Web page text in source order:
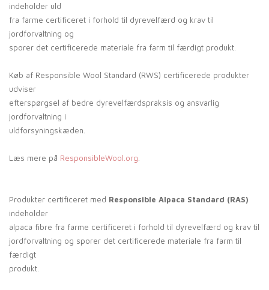
indeholder uld
fra farme certificeret i forhold til dyrevelfærd og krav til
jordforvaltning og
sporer det certificerede materiale fra farm til færdigt produkt.
Køb af Responsible Wool Standard (RWS) certificerede produkter
udviser
efterspørgsel af bedre dyrevelfærdspraksis og ansvarlig
jordforvaltning i
uldforsyningskæden.
Læs mere på ResponsibleWool.org
Produkter certificeret med Responsible Alpaca Standard (RAS)
indeholder
alpaca fibre fra farme certificeret i forhold til dyrevelfærd og krav til
jordforvaltning og sporer det certificerede materiale fra farm til
færdigt
produkt.